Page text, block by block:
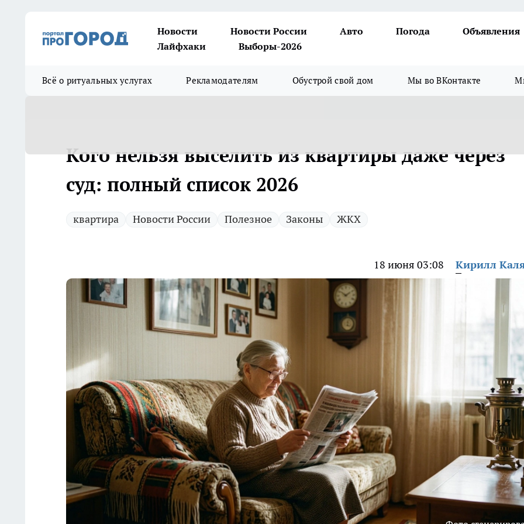
Новости Новости России Авто Погода
Объявления
Лайфхаки
Выборы-2026
Всё о ритуальных услугах Рекламодателям Обустрой свой дом Мы во ВКонтакте
Кого нельзя выселить из квартиры даже через
суд: полный список 2026
квартира Новости России Полезное Законы ЖКХ
18 июня 03:08 Кирилл